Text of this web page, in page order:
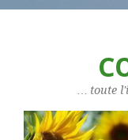
… toute